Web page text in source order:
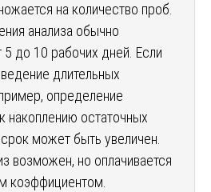
на количество проб.
анализа обычно
5 до 10 рабочих дней. Если
длительных
определение
накоплению остаточных
может быть увеличен.
возможен, но оплачивается
коэффициентом.